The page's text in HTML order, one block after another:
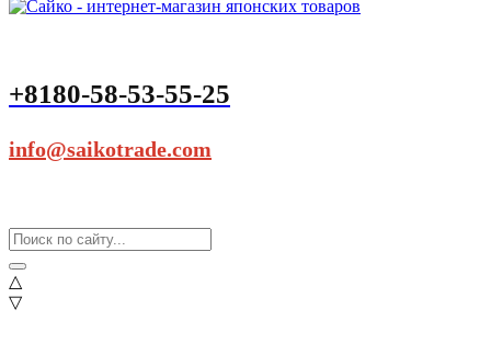
+8180-58-53-55-25
info@saikotrade.com
△
▽